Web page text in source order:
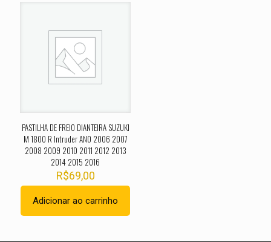
obrigatórios são marcados com
Sua avaliação
1 de 5
2 de 5
PASTILHA DE FREIO DIANTEIRA SUZUKI
M 1800 R Intruder ANO 2006 2007
2008 2009 2010 2011 2012 2013
2014 2015 2016
R$69,00
Adicionar ao carrinho